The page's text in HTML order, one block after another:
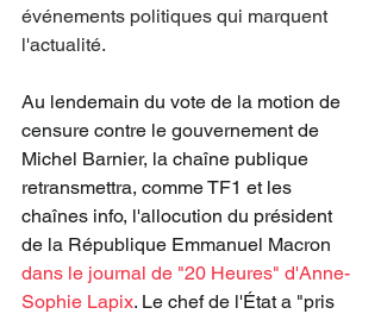
événements politiques qui marquent
l'actualité.
Au lendemain du vote de la motion de
censure contre le gouvernement de
Michel Barnier, la chaîne publique
retransmettra, comme TF1 et les
chaînes info, l'allocution du président
de la République Emmanuel Macron
dans le journal de "20 Heures" d'Anne-
Sophie Lapix. Le chef de l'État a "pris